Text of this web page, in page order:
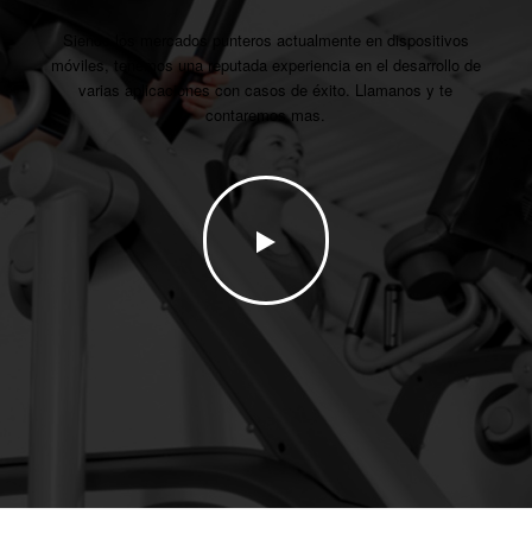
Siendo los mercados punteros actualmente en dispositivos
móviles, tenemos una reputada experiencia en el desarrollo de
varias aplicaciones con casos de éxito. Llamanos y te
contaremos mas.